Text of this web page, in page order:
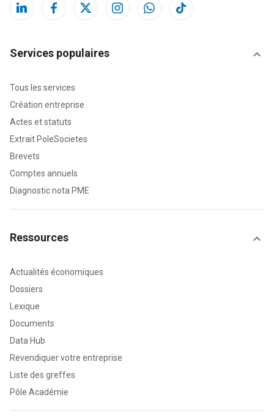
Services populaires
Tous les services
Création entreprise
Actes et statuts
Extrait PoleSocietes
Brevets
Comptes annuels
Diagnostic nota PME
Ressources
Actualités économiques
Dossiers
Lexique
Documents
Data Hub
Revendiquer votre entreprise
Liste des greffes
Pôle Académie